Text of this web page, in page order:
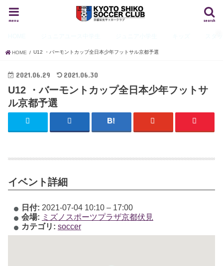
search
menu
HOME U12 ・バーモントカップ全日本少年フットサル京都予選
2021.06.29 2021.06.30
U12 ・バーモントカップ全日本少年フットサ
ル京都予選
イベント詳細
日付: 2021-07-04 10:10– 17:00
会場: ミズノスポーツプラザ京都伏見
カテゴリ: soccer